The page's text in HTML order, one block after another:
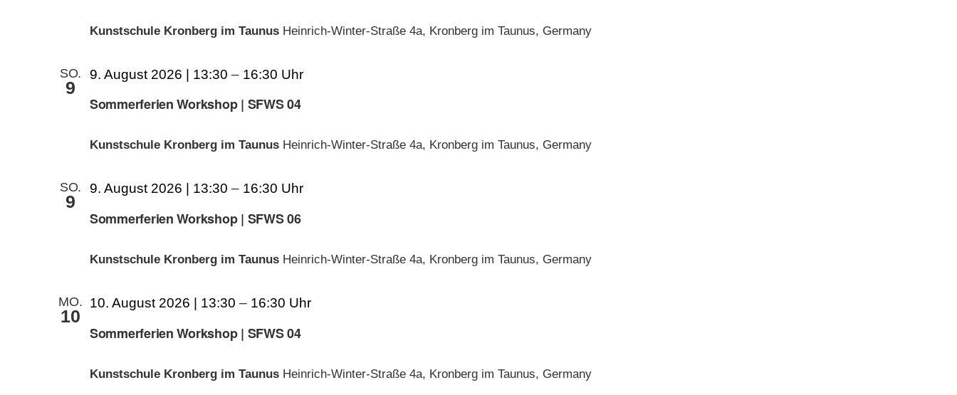
Kunstschule Kronberg im Taunus Heinrich-Winter-Straße 4a, Kronberg im Taunus, Germany
SO.
9
Sommerferien Workshop | SFWS 04
9. August 2026 | 13:30 – 16:30
Kunstschule Kronberg im Taunus Heinrich-Winter-Straße 4a, Kronberg im Taunus, Germany
SO.
9
Sommerferien Workshop | SFWS 06
9. August 2026 | 13:30 – 16:30
Kunstschule Kronberg im Taunus Heinrich-Winter-Straße 4a, Kronberg im Taunus, Germany
MO.
10
Sommerferien Workshop | SFWS 04
10. August 2026 | 13:30 – 16:30
Kunstschule Kronberg im Taunus Heinrich-Winter-Straße 4a, Kronberg im Taunus, Germany